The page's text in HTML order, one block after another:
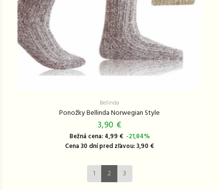
Bellinda
Ponožky Bellinda Norwegian Style
3,90 €
Bežná cena: 4,99 € -21,84%
Cena 30 dní pred zľavou: 3,90 €
1 2 3